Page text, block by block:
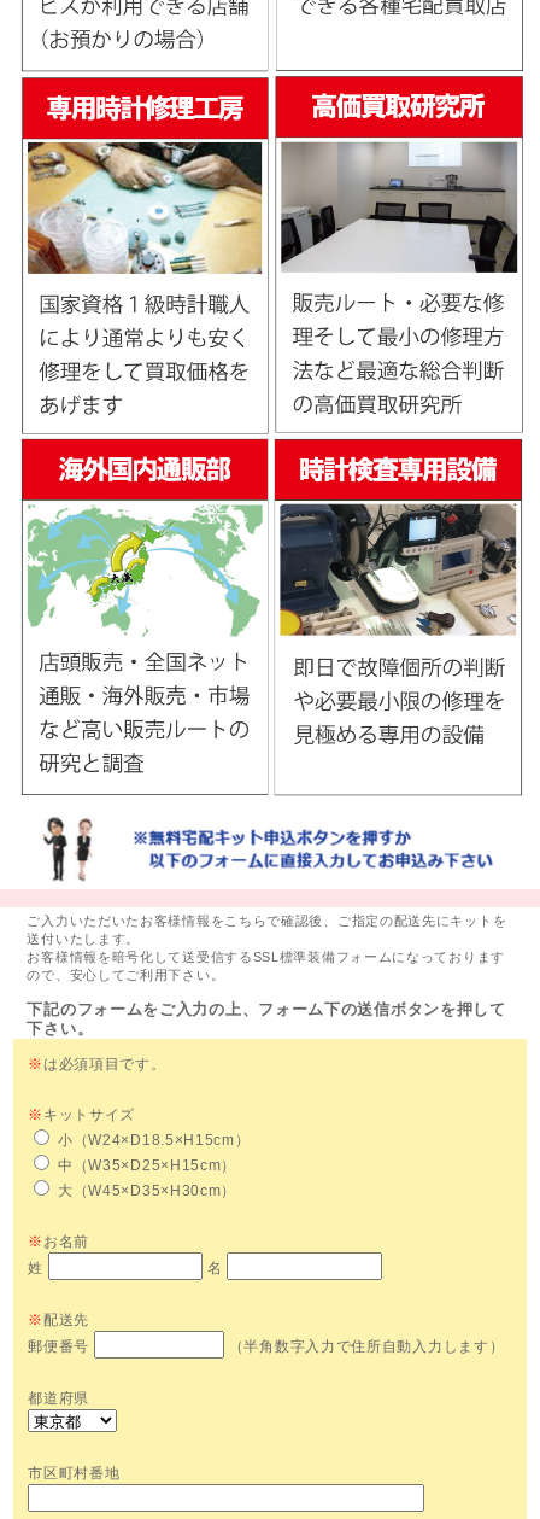
ご入力いただいたお客様情報をこちらで確認後、ご指定の配送先にキットを
送付いたします。
お客様情報を暗号化して送受信するSSL標準装備フォームになっております
ので、安心してご利用下さい。
下記のフォームをご入力の上、フォーム下の送信ボタンを押して
下さい。
※ は必須項目です。
※ キットサイズ
小（W24×D18.5×H15cm）
中（W35×D25×H15cm）
大（W45×D35×H30cm）
※ お名前
姓
名
※ 配送先
郵便番号
（半角数字入力で住所自動入力します）
都道府県
市区町村番地